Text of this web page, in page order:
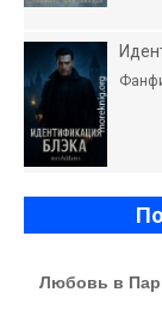
Любовь в